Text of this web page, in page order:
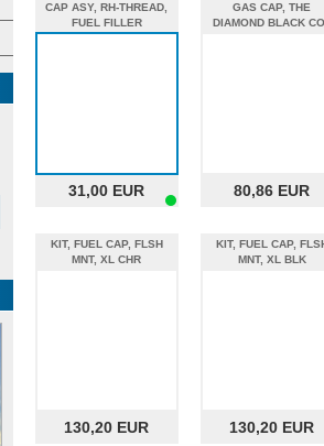
CAP ASY, RH-THREAD,
FUEL FILLER
31,00 EUR
GAS CAP, THE
DIAMOND BLACK
80,86 EUR
KIT, FUEL CAP, FLSH
MNT, XL CHR
130,20 EUR
KIT, FUEL CAP,
MNT, XL BLK
130,20 EUR